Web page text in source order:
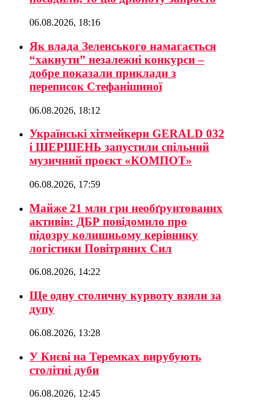
06.08.2026, 18:16
Як влада Зеленського намагається
“хакнути” незалежні конкурси –
добре показали приклади з
переписок Стефанішиної
06.08.2026, 18:12
Українські хітмейкери GERALD 032
і ШЕРШЕНЬ запустили спільний
музичний проєкт «КОМПОТ»
06.08.2026, 17:59
Майже 21 млн грн необґрунтованих
активів: ДБР повідомило про
підозру колишньому керівнику
логістики Повітряних Сил
06.08.2026, 14:22
Ще одну столичну курвоту взяли за
дупу
06.08.2026, 13:28
У Києві на Теремках вирубують
столітні дуби
06.08.2026, 12:45